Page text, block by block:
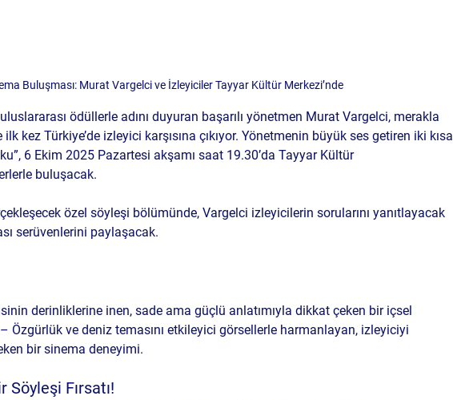
Buluşması: Murat Vargelci ve İzleyiciler Tayyar Kültür Merkezi’nde
ödüllerle adını duyuran başarılı yönetmen Murat Vargelci, merakla
ilk kez Türkiye’de izleyici karşısına çıkıyor. Yönetmenin büyük ses getiren iki kısa
, 6 Ekim 2025 Pazartesi akşamı saat 19.30’da Tayyar Kültür
buluşacak.
özel söyleşi bölümünde, Vargelci izleyicilerin sorularını yanıtlayacak
serüvenlerini paylaşacak.
derinliklerine inen, sade ama güçlü anlatımıyla dikkat çeken bir içsel
– Özgürlük ve deniz temasını etkileyici görsellerle harmanlayan, izleyiciyi
bir sinema deneyimi.
Fırsatı!